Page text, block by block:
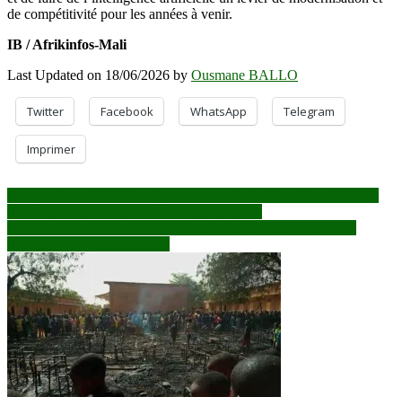
de compétitivité pour les années à venir.
IB / Afrikinfos-Mali
Last Updated on 18/06/2026 by Ousmane BALLO
Twitter Facebook WhatsApp Telegram
Imprimer
Navigation
de
l’article